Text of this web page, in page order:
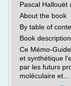
Pascal Hallouët
About the book
By table of
Book description
Ce Mémo-
et synthétique
par les futurs
moléculaire et...